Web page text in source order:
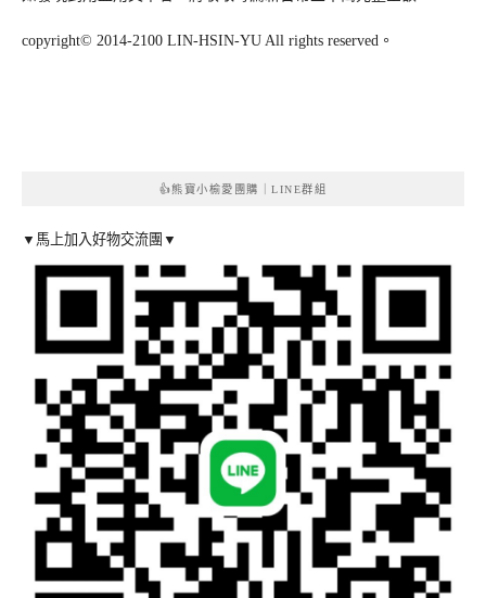
copyright© 2014-2100 LIN-HSIN-YU All rights reserved。
👍熊寶小榆愛團購｜LINE群組
▼馬上加入好物交流團▼